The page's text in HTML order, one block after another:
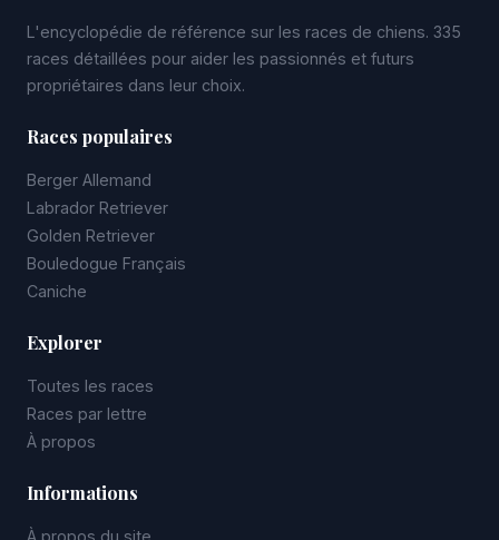
L'encyclopédie de référence sur les races de chiens. 335
races détaillées pour aider les passionnés et futurs
propriétaires dans leur choix.
Races populaires
Berger Allemand
Labrador Retriever
Golden Retriever
Bouledogue Français
Caniche
Explorer
Toutes les races
Races par lettre
À propos
Informations
À propos du site